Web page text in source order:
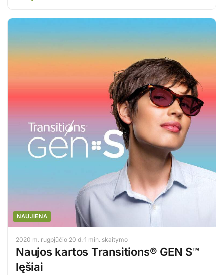
NAUJIENA
2020 m. rugpjūčio 20 d.·1 min. skaitymo
Naujos kartos Transitions® GEN S™
lęšiai